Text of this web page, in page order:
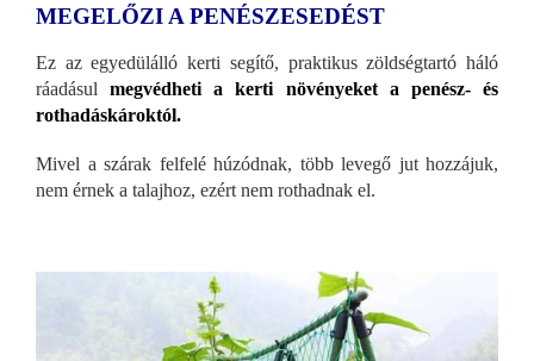
MEGELŐZI A PENÉSZESEDÉST
Ez az egyedülálló kerti segítő, praktikus zöldségtartó háló
ráadásulmegvédheti a kerti növényeket a penész- és
rothadáskároktól.
Mivel a szárak felfelé húzódnak, több levegő jut hozzájuk,
nem érnek a talajhoz, ezért nem rothadnak el.